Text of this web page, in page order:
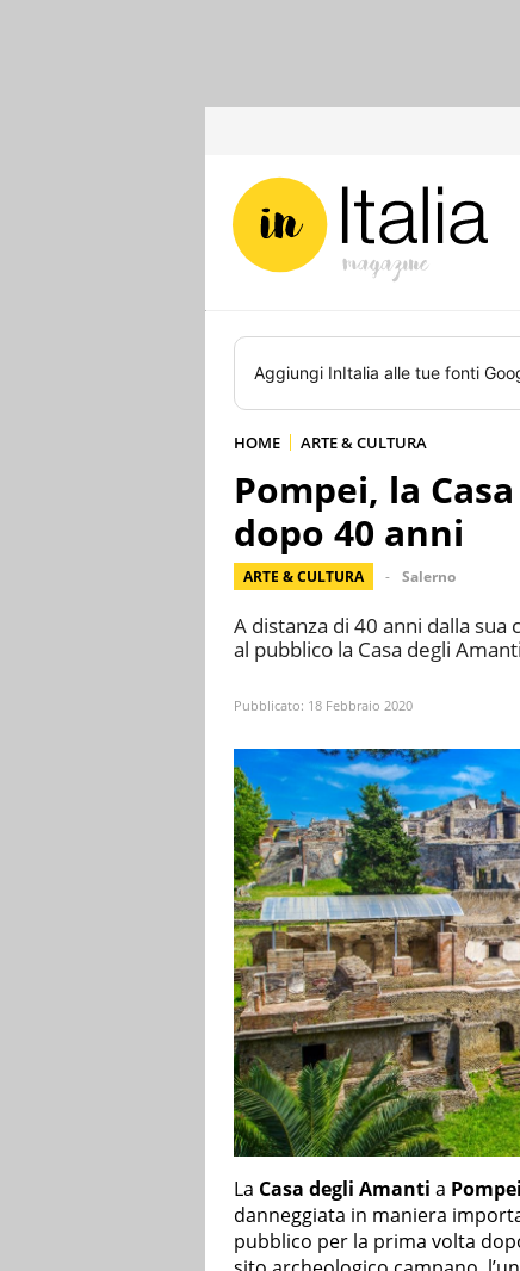
Aggiungi InItalia alle tue fonti
HOME ARTE & CULTURA
Pompei, la
dopo 40 anni
ARTE & CULTURA Salerno
A distanza di 40 anni dalla
al pubblico la Casa degli
Pubblicato: 18 Febbraio 2020
La Casa degli Amanti a Pompei
danneggiata in maniera
pubblico per la prima volta